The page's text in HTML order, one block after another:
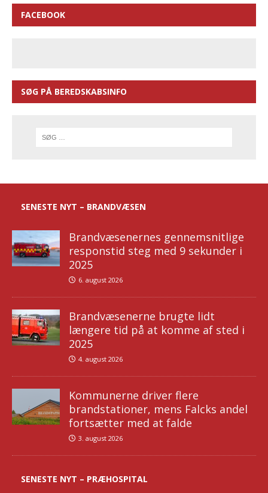
FACEBOOK
SØG PÅ BEREDSKABSINFO
SENESTE NYT – BRANDVÆSEN
Brandvæsenernes gennemsnitlige
responstid steg med 9 sekunder i
2025
6. august 2026
Brandvæsenerne brugte lidt
længere tid på at komme af sted i
2025
4. august 2026
Kommunerne driver flere
brandstationer, mens Falcks andel
fortsætter med at falde
3. august 2026
SENESTE NYT – PRÆHOSPITAL